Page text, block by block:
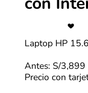
Ver más
con
Laptop HP
Antes: S/3,899
Precio con